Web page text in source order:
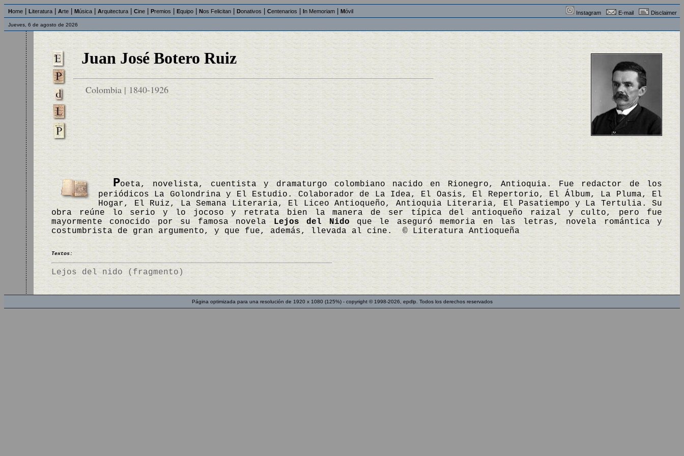
Home Literatura Arte Música Arquitectura Cine Premios Equipo Nos Felicitan Donativos Centenarios In Memoriam Móvil Instagram E-mail Disclaimer
Jueves, 6 de agosto de 2026
Juan José Botero Ruiz
Colombia | 1840-1926
Poeta, novelista, cuentista y dramaturgo colombiano nacido en Rionegro, Antioquia. Fue redactor de los
periódicos La Golondrina y El Estudio. Colaborador de La Idea, El Oasis, El Repertorio, El Álbum, La Pluma, El
Hogar, El Ruiz, La Semana Literaria, El Liceo Antioqueño, Antioquia Literaria, El Pasatiempo y La Tertulia. Su
obra reúne lo serio y lo jocoso y retrata bien la manera de ser típica del antioqueño raizal y culto, pero fue
mayormente conocido por su famosa novela Lejos del Nido que le aseguró memoria en las letras, novela romántica y
costumbrista de gran argumento, y que fue, además, llevada al cine. © Literatura Antioqueña
Textos:
Lejos del nido (fragmento)
Página optimizada para una resolución de 1920 x 1080 (125%) - copyright © 1998-2026, epdlp. Todos los derechos reservados